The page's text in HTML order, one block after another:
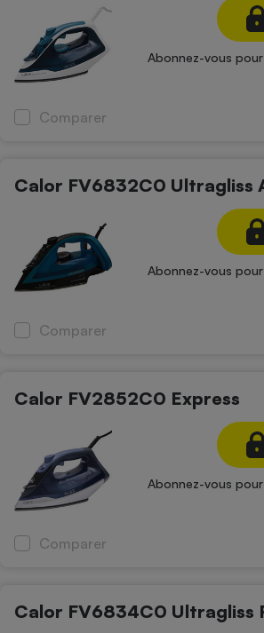
Abonnez-vous
Comparer
Calor FV6832C0 Ultragliss
Abonnez-vous
Comparer
Calor FV2852C0 Express
Abonnez-vous
Comparer
Calor FV6834C0 Ultragliss